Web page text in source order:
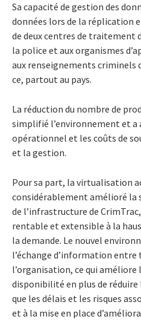
Sa capacité de gestion des
données lors de la réplication
de deux centres de traitement
la police et aux organismes
aux renseignements criminels
ce, partout au pays.
La réduction du nombre de
simplifié l’environnement et a
opérationnel et les coûts de
et la gestion.
Pour sa part, la virtualisation
considérablement amélioré la
de l’infrastructure de
rentable et extensible à la
la demande. Le nouvel
l’échange d’information entre
l’organisation, ce qui améliore
disponibilité en plus de
que les délais et les risques
et à la mise en place